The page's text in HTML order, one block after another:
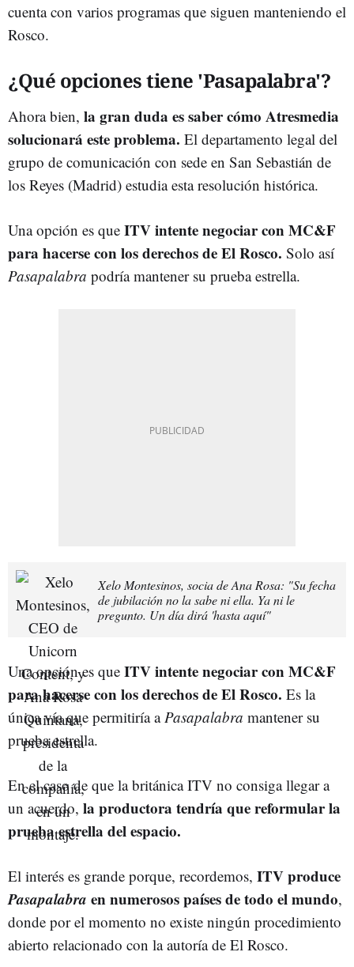
cuenta con varios programas que siguen manteniendo el
Rosco.
¿Qué opciones tiene 'Pasapalabra'?
Ahora bien, la gran duda es saber cómo Atresmedia
solucionará este problema. El departamento legal del
grupo de comunicación con sede en San Sebastián de
los Reyes (Madrid) estudia esta resolución histórica.
Una opción es que ITV intente negociar con MC&F
para hacerse con los derechos de El Rosco. Solo así
Pasapalabra podría mantener su prueba estrella.
Xelo Montesinos, socia de Ana Rosa: "Su fecha
de jubilación no la sabe ni ella. Ya ni le
pregunto. Un día dirá 'hasta aquí"
Una opción es que ITV intente negociar con MC&F
para hacerse con los derechos de El Rosco. Es la
única vía que permitiría a Pasapalabra mantener su
prueba estrella.
En el caso de que la británica ITV no consiga llegar a
un acuerdo, la productora tendría que reformular la
prueba estrella del espacio.
El interés es grande porque, recordemos, ITV produce
Pasapalabra en numerosos países de todo el mundo,
donde por el momento no existe ningún procedimiento
abierto relacionado con la autoría de El Rosco.